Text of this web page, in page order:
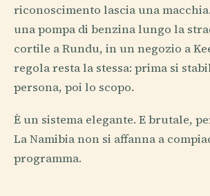
riconoscimento lascia una
una pompa di benzina lungo la
cortile a Rundu, in un negozio a
regola resta la stessa: prima si
persona, poi lo scopo.
È un sistema elegante. E brutale,
La Namibia non si affanna a
programma.